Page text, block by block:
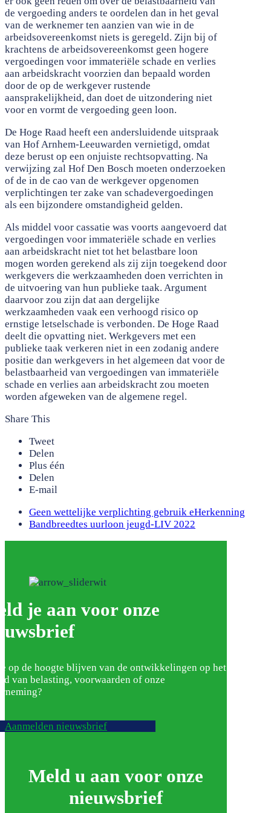
de vergoeding anders te oordelen dan in het geval
van de werknemer ten aanzien van wie in de
arbeidsovereenkomst niets is geregeld. Zijn bij of
krachtens de arbeidsovereenkomst geen hogere
vergoedingen voor immateriële schade en verlies
aan arbeidskracht voorzien dan bepaald worden
door de op de werkgever rustende
aansprakelijkheid, dan doet de uitzondering niet
voor en vormt de vergoeding geen loon.
De Hoge Raad heeft een andersluidende uitspraak
van Hof Arnhem-Leeuwarden vernietigd, omdat
deze berust op een onjuiste rechtsopvatting. Na
verwijzing zal Hof Den Bosch moeten onderzoeken
of de in de cao van de werkgever opgenomen
verplichtingen ter zake van schadevergoedingen
als een bijzondere omstandigheid gelden.
Als middel voor cassatie was voorts aangevoerd dat
vergoedingen voor immateriële schade en verlies
aan arbeidskracht niet tot het belastbare loon
mogen worden gerekend als zij zijn toegekend door
werkgevers die werkzaamheden doen verrichten in
de uitvoering van hun publieke taak. Argument
daarvoor zou zijn dat aan dergelijke
werkzaamheden vaak een verhoogd risico op
ernstige letselschade is verbonden. De Hoge Raad
deelt die opvatting niet. Werkgevers met een
publieke taak verkeren niet in een zodanig andere
positie dan werkgevers in het algemeen dat voor de
belastbaarheid van vergoedingen van immateriële
schade en verlies aan arbeidskracht zou moeten
worden afgeweken van de algemene regel.
Share This
Tweet
Delen
Plus één
Delen
E-mail
previous
post:
Geen wettelijke verplichting gebruik eHerkenning
next
Bandbreedtes uurloon jeugd-LIV 2022
je aan voor onze
op de hoogte blijven van de ontwikkelingen op het
van belasting, voorwaarden of onze
Aanmelden nieuwsbrief
Meld u aan voor onze
nieuwsbrief